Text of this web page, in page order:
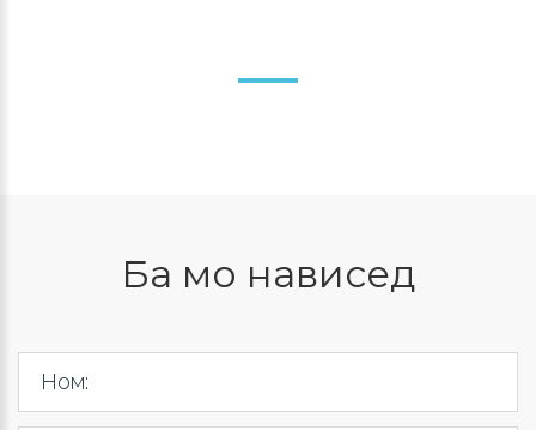
Ба мо нависед
Ном: